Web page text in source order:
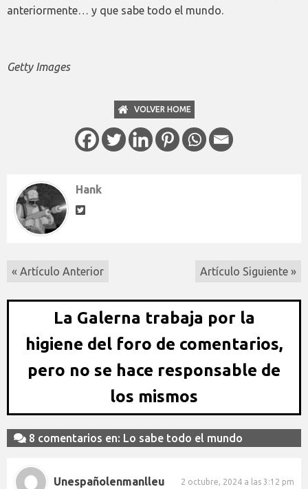
anteriormente… y que sabe todo el mundo.
Getty Images
VOLVER HOME
Hank
« Artículo Anterior Artículo Siguiente »
La Galerna trabaja por la
higiene del foro de comentarios,
pero no se hace responsable de
los mismos
8 comentarios en: Lo sabe todo el mundo
Unespañolenmanlleu 2 octubre, 2024 a las 3:12 pm